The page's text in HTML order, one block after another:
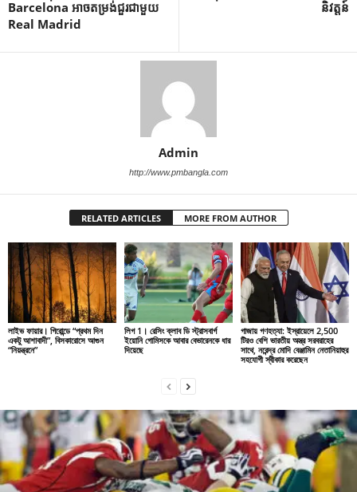
Barcelona អាចតម្រង់ជួរជាមួយ
Real Madrid
និវត្តន៍
Admin
http://www.pmbangla.com
RELATED ARTICLES MORE FROM AUTHOR
লাইভ ফায়ার। গিরোন্ডে “প্রথম দিন
একটু আশাবাদী”, বিসকারোসে আগুন
“নিয়ন্ত্রনে”
লিগ 1। রেসিং ক্লাব ডি স্ট্রাসবার্গ
ইয়োনি গোমিসকে আবার বেভারেনকে ধার
দিয়েছে
গাজায় গণহত্যা: ইস্রায়েলে 2,500
টিরও বেশি ভারতীয় অস্ত্র সরবরাহের
সাথে, নরেন্দ্র মোদি বেঞ্জামিন নেতানিয়াহুর
সহযোগী স্বীকার করেছেন